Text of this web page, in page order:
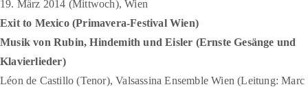
19. März 2014 (Mittwoch), Wien
Exit to Mexico (Primavera-Festival Wien)
Musik von Rubin, Hindemith und Eisler (Ernste Gesänge und
Klavierlieder)
Léon de Castillo (Tenor), Valsassina Ensemble Wien (Leitung: Marc